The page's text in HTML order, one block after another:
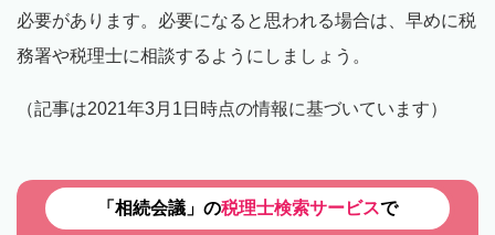
必要があります。必要になると思われる場合は、早めに税
務署や税理士に相談するようにしましょう。
（記事は2021年3月1日時点の情報に基づいています）
「相続会議」の税理士検索サービスで